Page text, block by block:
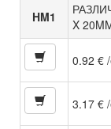
HM1
X
0.92 €
3.17 €